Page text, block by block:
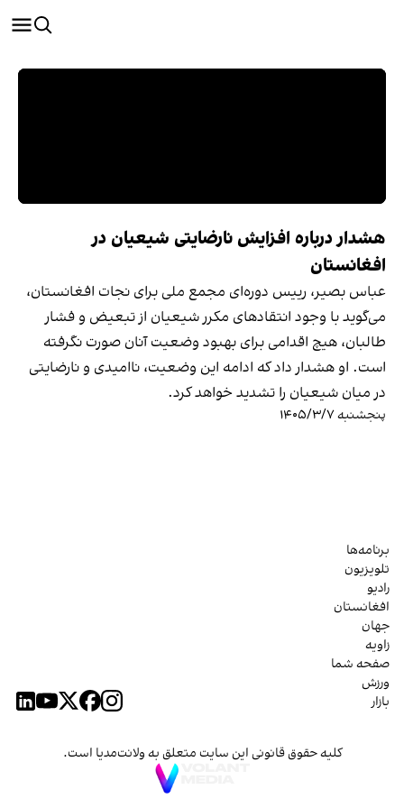
هشدار درباره افزایش نارضایتی شیعیان در
افغانستان
عباس بصیر، رییس دوره‌ای مجمع ملی برای نجات افغانستان،
می‌گوید با وجود انتقادهای مکرر شیعیان از تبعیض و فشار
طالبان، هیچ اقدامی برای بهبود وضعیت آنان صورت نگرفته
است. او هشدار داد که ادامه این وضعیت، ناامیدی و نارضایتی
در میان شیعیان را تشدید خواهد کرد.
پنجشنبه ۱۴۰۵/۳/۷
برنامه‌ها
تلویزیون
رادیو
افغانستان
جهان
زاویه
صفحه شما
ورزش
بازار
کلیه حقوق قانونی این سایت متعلق به ولانت‌مدیا است.